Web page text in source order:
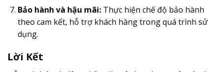
Bảo hành và hậu mãi:Thực hiện chế độ bảo hành
theo cam kết, hỗ trợ khách hàng trong quá trình sử
dụng.
Lời Kết